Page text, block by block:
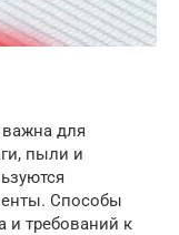
для
пыли и
Способы
и требований к